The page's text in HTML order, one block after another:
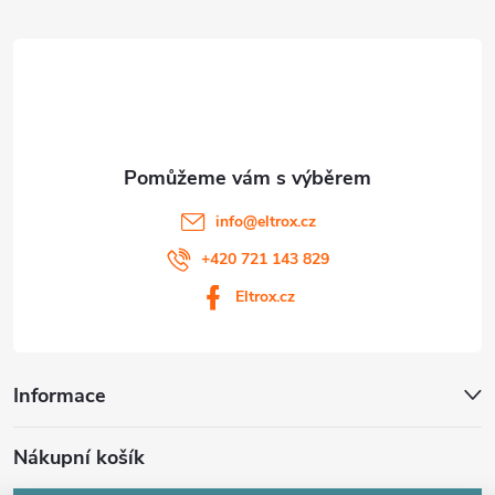
info@eltrox.cz
+420 721 143 829
Eltrox.cz
Informace
Nákupní košík